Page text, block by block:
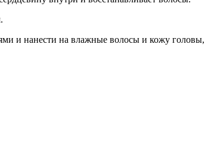
и нанести на влажные волосы и кожу головы,